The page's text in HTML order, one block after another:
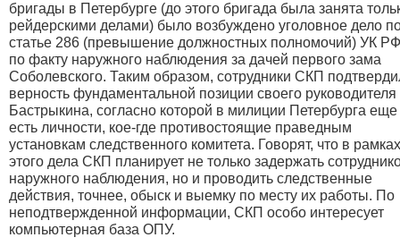
бригады в Петербурге (до этого бригада была занята
рейдерскими делами) было возбуждено уголовное дело
статье 286 (превышение должностных полномочий) УК
по факту наружного наблюдения за дачей первого зама
Соболевского. Таким образом, сотрудники СКП
верность фундаментальной позиции своего руководителя
Бастрыкина, согласно которой в милиции Петербурга еще
есть личности, кое-где противостоящие праведным
установкам следственного комитета. Говорят, что в рамках
этого дела СКП планирует не только задержать
наружного наблюдения, но и проводить следственные
действия, точнее, обыск и выемку по месту их работы. По
неподтвержденной информации, СКП особо интересует
компьютерная база ОПУ.